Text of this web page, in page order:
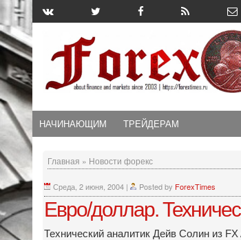
НАЧИНАЮЩИМ ТРЕЙДЕРАМ
Главная » Новости форекс
Среда, 2 июня, 2004 | Posted by ForexTimes
Евро/доллар.
Технический аналитик Дейв Солин из